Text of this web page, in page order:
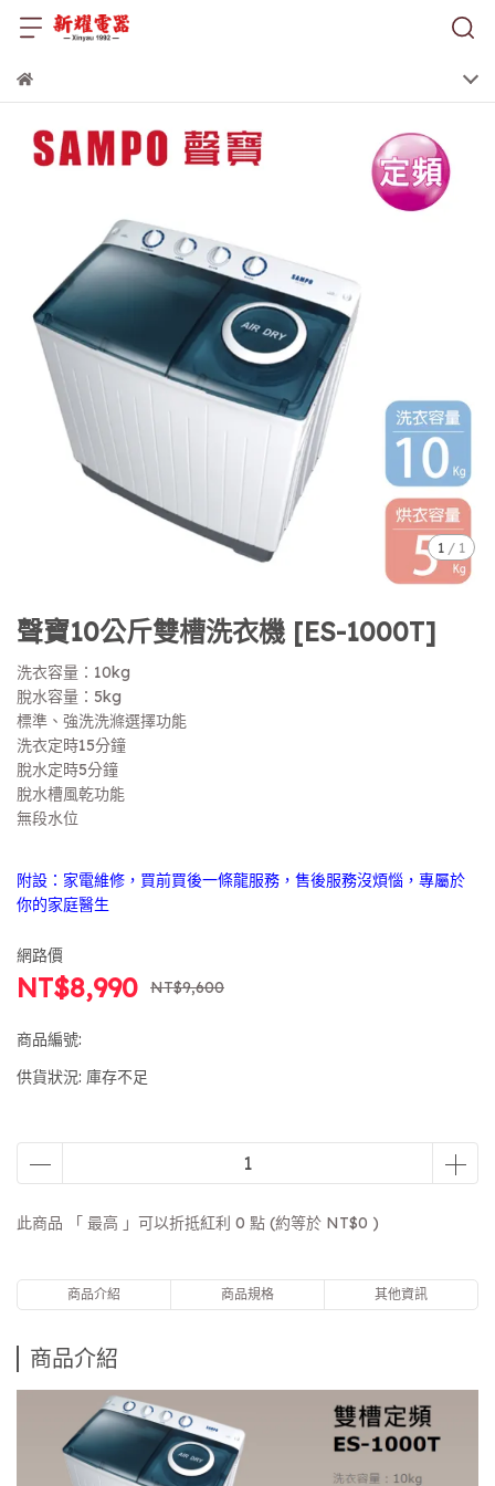
1 / 1
聲寶10公斤雙槽洗衣機 [ES-1000T]
洗衣容量：10kg
脫水容量：5kg
標準、強洗洗滌選擇功能
洗衣定時15分鐘
脫水定時5分鐘
脫水槽風乾功能
無段水位
附設：家電維修，買前買後一條龍服務，售後服務沒煩惱，專屬於
你的家庭醫生
網路價
NT$8,990 NT$9,600
商品編號:
供貨狀況: 庫存不足
此商品 「 最高 」可以折抵紅利 0 點 (約等於 NT$0 )
商品介紹 商品規格 其他資訊
商品介紹